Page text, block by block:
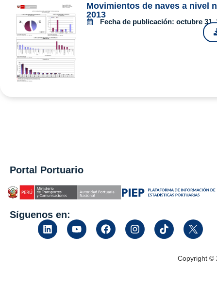
Movimientos de naves a nivel
2013
Fecha de publicación:octubre 31,
Portal Portuario
Síguenos en:
Copyright ©